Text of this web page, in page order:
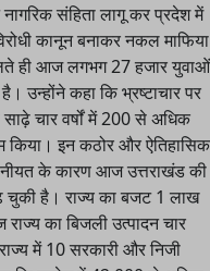
संहिता लागू कर प्रदेश में
कानून बनाकर नकल माफिया
ही आज लगभग 27 हजार युवाओं
उन्होंने कहा कि भ्रष्टाचार पर
चार वर्षों में 200 से अधिक
किया। इन कठोर और ऐतिहासिक
नीयत के कारण आज उत्तराखंड की
चुकी है। राज्य का बजट 1 लाख
का बिजली उत्पादन चार
में 10 सरकारी और निजी